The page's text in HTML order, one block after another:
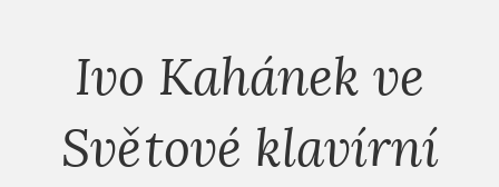
Ivo Kahánek ve
Světové klavírní